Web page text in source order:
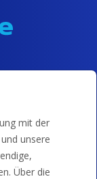
mit der
unsere
Über die